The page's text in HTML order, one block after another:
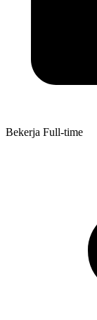
Bekerja Full-time